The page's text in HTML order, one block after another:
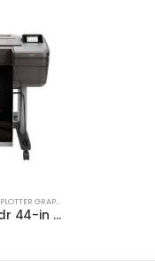
PLOTTER GRAPHIC
HP DesignJet Z9+dr 44-in PostScript® Printer with V-Trimmer (X9D24A)